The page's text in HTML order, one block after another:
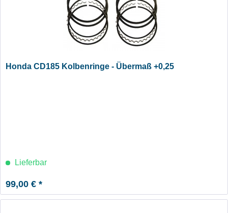
Honda CD185 Kolbenringe - Übermaß +0,25
Lieferbar
99,00 € *